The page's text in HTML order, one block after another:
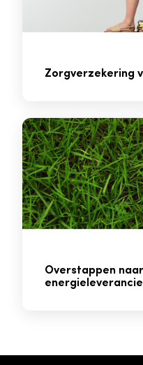
Zorgverzekering
Overstappen